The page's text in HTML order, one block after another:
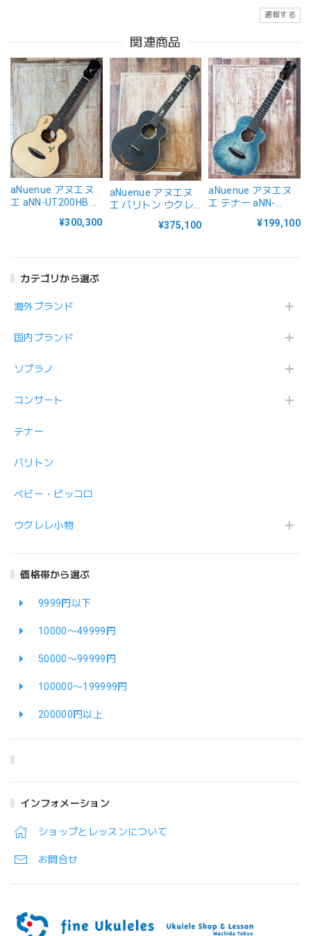
カテゴリから選ぶ
海外ブランド
国内ブランド
ソプラノ
コンサート
テナー
バリトン
ベビー・ピッコロ
ウクレレ小物
価格帯から選ぶ
9999円以下
10000〜49999円
50000〜99999円
100000〜199999円
200000円以上
インフォメーション
ショップとレッスンについて
お問合せ
通報する
関連商品
aNuenue アヌエヌ
エ aNN-UT200HB テ
ングバード¥300,300
aNuenue アヌエヌ
エ バリトン ウクレ
Kyas Black Whale
搭載
¥375,100
aNuenue アヌエヌ
エ テナー aNN-
Series Air Air ピッ
¥199,100